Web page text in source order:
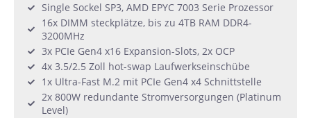
Single Sockel SP3, AMD EPYC 7003 Serie Prozessor
16x DIMM steckplätze, bis zu 4TB RAM DDR4-
3200MHz
3x PCIe Gen4 x16 Expansion-Slots, 2x OCP
4x 3.5/2.5 Zoll hot-swap Laufwerkseinschübe
1x Ultra-Fast M.2 mit PCIe Gen4 x4 Schnittstelle
2x 800W redundante Stromversorgungen (Platinum
Level)